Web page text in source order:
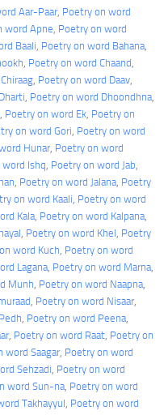
Aar-Paar, Poetry on word
word Apne, Poetry on word
Baali, Poetry on word Bahana
, Poetry on word Chaand
, Poetry on word Daav
, Poetry on word Dhoondhna
, Poetry on word Ek, Poetry on
on word Gori, Poetry on word
Hunar, Poetry on word
Ishq, Poetry on word Jab
, Poetry on word Jalana, Poetry
on word Kaali, Poetry on word
Kala, Poetry on word Kalpana
, Poetry on word Khel, Poetry
word Kuch, Poetry on word
Lagana, Poetry on word Marna
Munh, Poetry on word Naapna
, Poetry on word Nisaar
, Poetry on word Peena
, Poetry on word Raat, Poetry on
word Saagar, Poetry on word
Sehzadi, Poetry on word
word Sun-na, Poetry on word
Takhayyul, Poetry on word